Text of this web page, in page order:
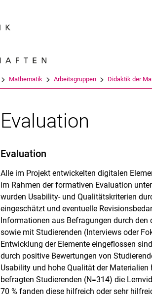
Mathematik Arbeitsgruppen Didaktik der
Evaluation
Evaluation
Alle im Projekt entwickelten digitalen
im Rahmen der formativen Evaluation
wurden Usability- und Qualitätskriterien
eingeschätzt und eventuelle
Informationen aus Befragungen durch den
sowie mit Studierenden (Interviews oder
Entwicklung der Elemente eingeflossen
durch positive Bewertungen von
Usability und hohe Qualität der Materialien
befragten Studierenden (N=314) die
70 % fanden diese hilfreich oder sehr